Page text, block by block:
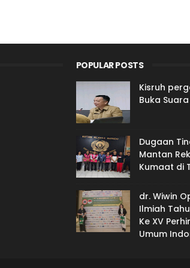
POPULAR POSTS
Kisruh
Buka Suara
Dugaan
Mantan
Kumaat di
dr. Wiwin
Ilmiah
Ke XV
Umum